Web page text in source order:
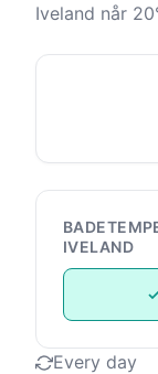
Iveland når
IVELAND
Every day